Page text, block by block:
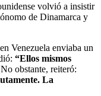
volvió a insistir
de Dinamarca y
Venezuela enviaba un
“Ellos mismos
obstante, reiteró:
La